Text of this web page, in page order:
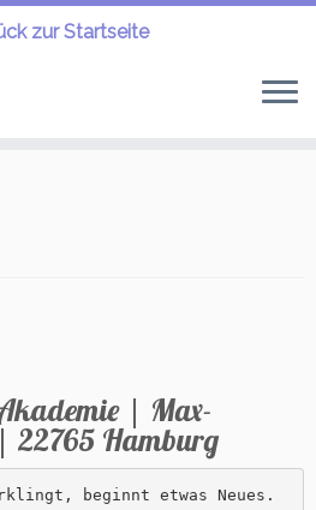
| Max-
22765 Hamburg
beginnt etwas Neues.